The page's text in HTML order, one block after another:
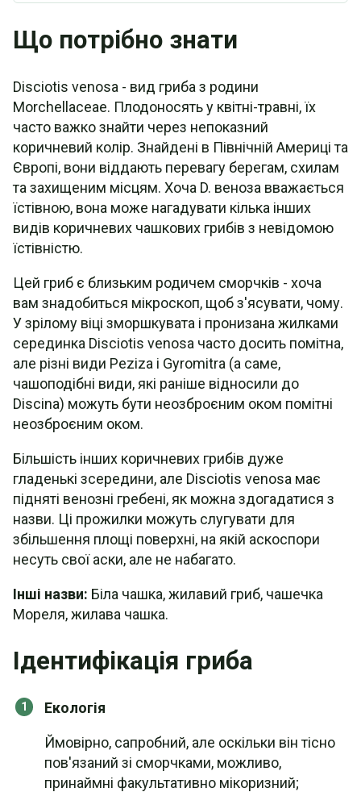
Що потрібно знати
Disciotis venosa - вид гриба з родини
Morchellaceae. Плодоносять у квітні-травні, їх
часто важко знайти через непоказний
коричневий колір. Знайдені в Північній Америці та
Європі, вони віддають перевагу берегам, схилам
та захищеним місцям. Хоча D. веноза вважається
їстівною, вона може нагадувати кілька інших
видів коричневих чашкових грибів з невідомою
їстівністю.
Цей гриб є близьким родичем сморчків - хоча
вам знадобиться мікроскоп, щоб з'ясувати, чому.
У зрілому віці зморшкувата і пронизана жилками
серединка Disciotis venosa часто досить помітна,
але різні види Peziza і Gyromitra (а саме,
чашоподібні види, які раніше відносили до
Discina) можуть бути неозброєним оком помітні
неозброєним оком.
Більшість інших коричневих грибів дуже
гладенькі зсередини, але Disciotis venosa має
підняті венозні гребені, як можна здогадатися з
назви. Ці прожилки можуть слугувати для
збільшення площі поверхні, на якій аскоспори
несуть свої аски, але не набагато.
Інші назви: Біла чашка, жилавий гриб, чашечка
Мореля, жилава чашка.
Ідентифікація гриба
Екологія
Ймовірно, сапробний, але оскільки він тісно
пов'язаний зі сморчками, можливо,
принаймні факультативно мікоризний;